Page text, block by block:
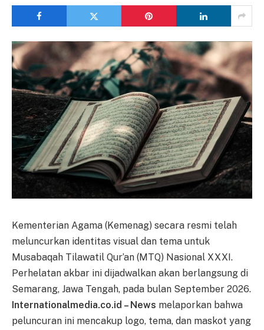
Kementerian Agama (Kemenag) secara resmi telah
meluncurkan identitas visual dan tema untuk
Musabaqah Tilawatil Qur’an (MTQ) Nasional XXXI.
Perhelatan akbar ini dijadwalkan akan berlangsung di
Semarang, Jawa Tengah, pada bulan September 2026.
Internationalmedia.co.id – News melaporkan bahwa
peluncuran ini mencakup logo, tema, dan maskot yang